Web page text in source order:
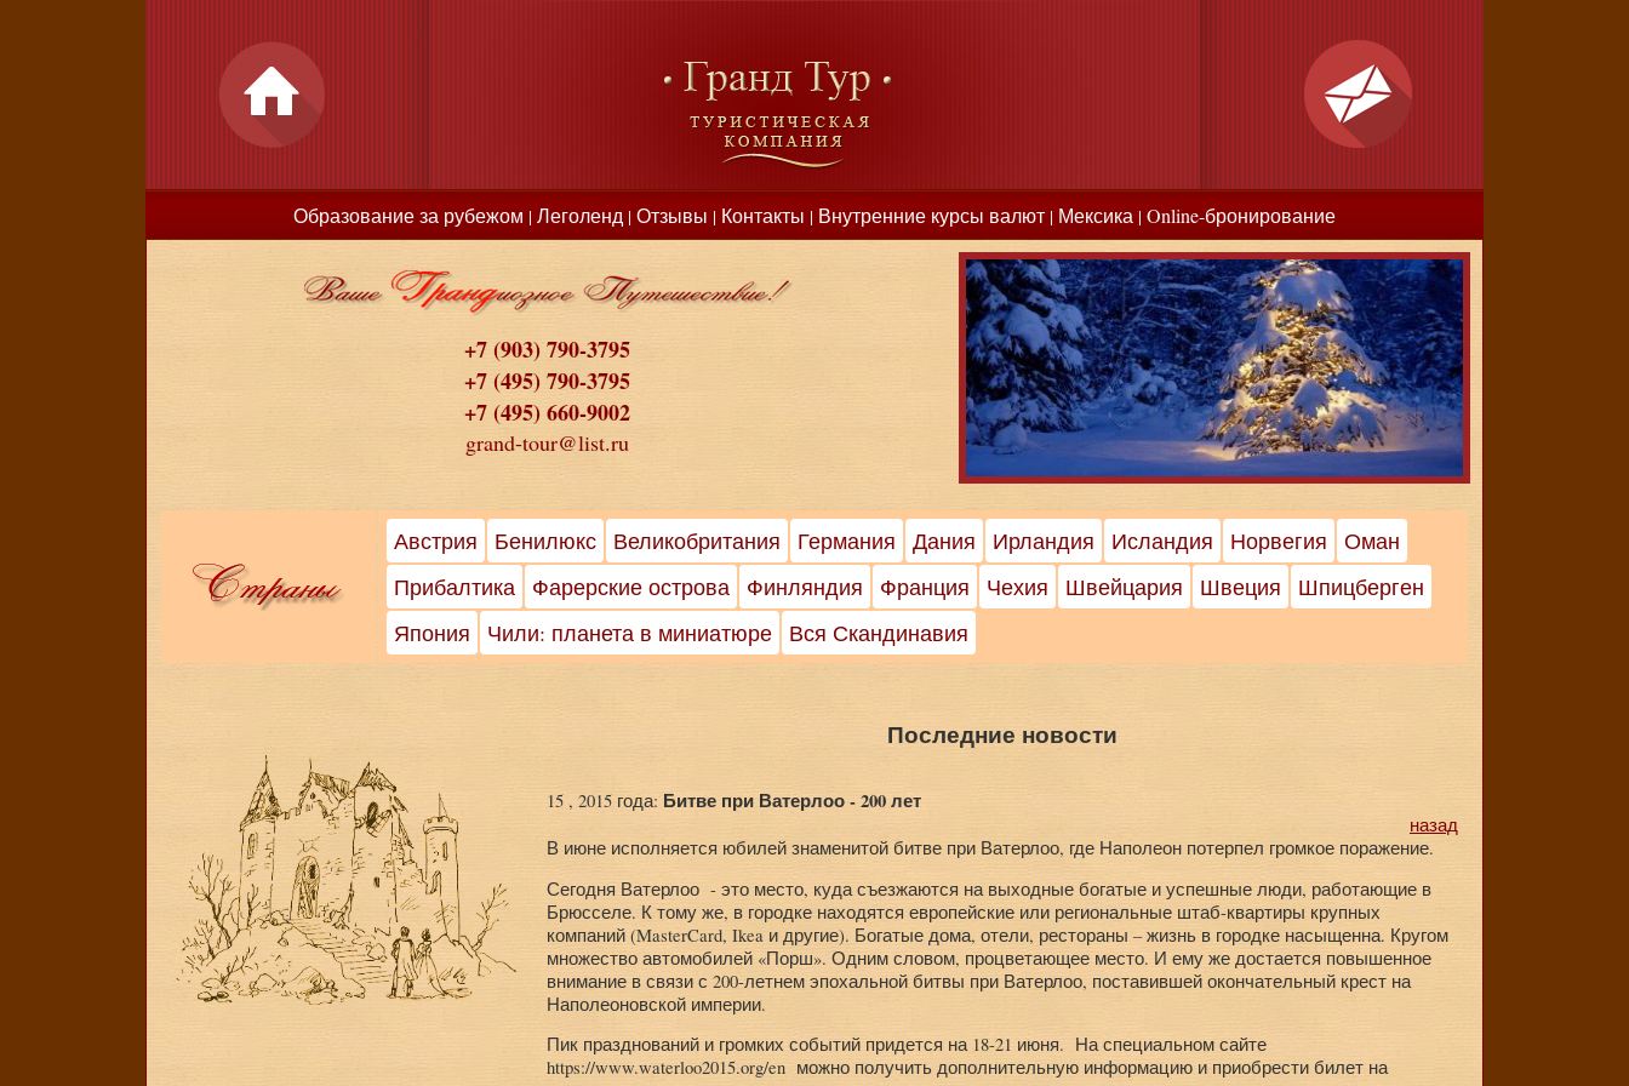
Образование за рубежом | Леголенд | Отзывы | Контакты | Внутренние курсы валют | Мексика | Online-бронирование
+7 (903) 790-3795
+7 (495) 790-3795
+7 (495) 660-9002
grand-tour@list.ru
Австрия Бенилюкс Великобритания Германия Дания Ирландия Исландия Норвегия
Оман
Прибалтика
Фарерские острова Финляндия Франция Чехия Швейцария Швеция
Шпицберген
Япония
Чили: планета в миниатюре Вся Скандинавия
Последние новости
15 , 2015 года: Битве при Ватерлоо - 200 лет
назад
В июне исполняется юбилей знаменитой битве при Ватерлоо, где Наполеон потерпел громкое поражение.
Сегодня Ватерлоо - это место, куда съезжаются на выходные богатые и успешные люди, работающие в
Брюсселе. К тому же, в городке находятся европейские или региональные штаб-квартиры крупных
компаний (MasterCard, Ikea и другие). Богатые дома, отели, рестораны – жизнь в городке насыщенна. Кругом
множество автомобилей «Порш». Одним словом, процветающее место. И ему же достается повышенное
внимание в связи с 200-летнем эпохальной битвы при Ватерлоо, поставившей окончательный крест на
Наполеоновской империи.
Пик празднований и громких событий придется на 18-21 июня. На специальном сайте
https://www.waterloo2015.org/en можно получить дополнительную информацию и приобрести билет на